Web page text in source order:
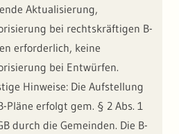
wurde vom AK-GIS
LKT) erarbeitet und am
Aktualisierung,
bei rechtskräftigen B-
erforderlich, keine
bei Entwürfen.
Hinweise: Die Aufstellung
Pläne erfolgt gem. § 2 Abs. 1
durch die Gemeinden. Die B-